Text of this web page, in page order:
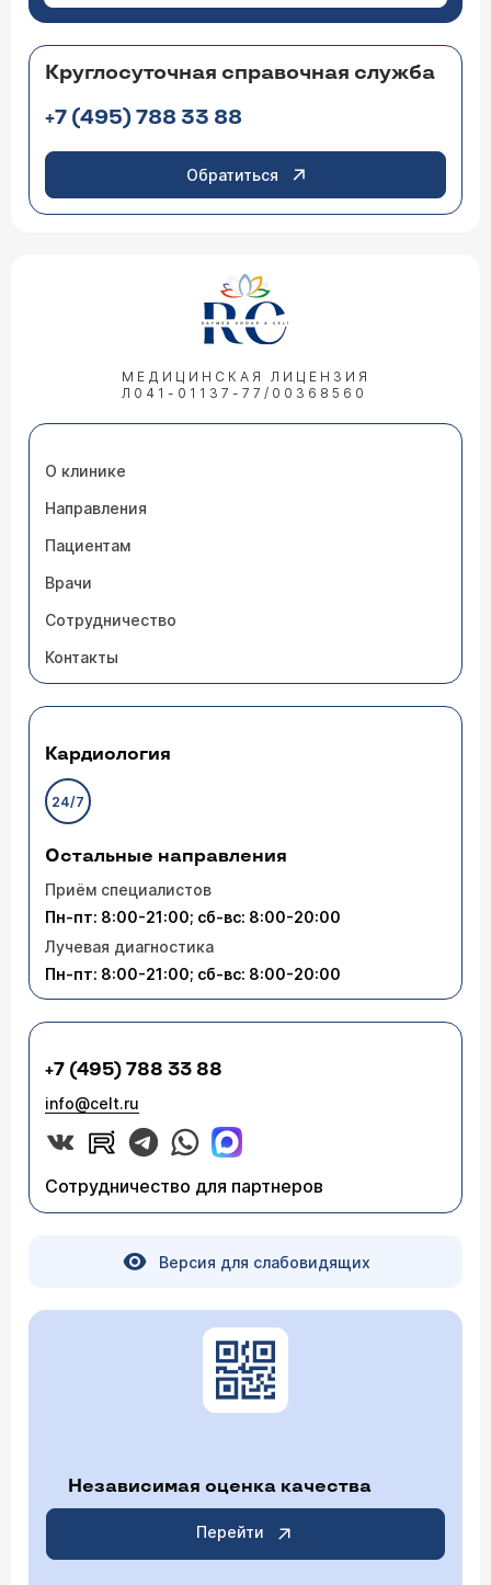
Круглосуточная справочная служба
+7 (495) 788 33 88
Обратиться
МЕДИЦИНСКАЯ ЛИЦЕНЗИЯ
Л041-01137-77/00368560
О клинике
Направления
Пациентам
Врачи
Сотрудничество
Контакты
Кардиология
24/7
Остальные направления
Приём специалистов
Пн-пт: 8:00-21:00; сб-вс: 8:00-20:00
Лучевая диагностика
Пн-пт: 8:00-21:00; сб-вс: 8:00-20:00
+7 (495) 788 33 88
info@celt.ru
Сотрудничество для партнеров
Версия для слабовидящих
Независимая оценка качества
Перейти